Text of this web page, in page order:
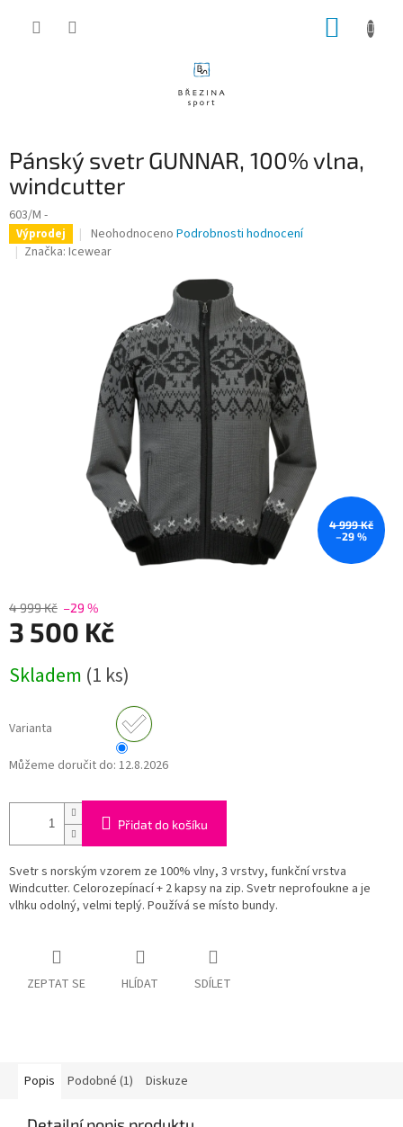
Pánský svetr GUNNAR, 100% vlna,
windcutter
603/M -
Výprodej
Průměrné
hodnocení
hvězdiček.
Neohodnoceno Podrobnosti hodnocení
Značka: Icewear
4 999 Kč
–29 %
4 999 Kč –29 %
3 500 Kč
cena:
Skladem (1 ks)
Varianta
Můžeme doručit do: 12.8.2026
Přidat do košíku
Svetr s norským vzorem ze 100% vlny, 3 vrstvy, funkční vrstva
Windcutter. Celorozepínací + 2 kapsy na zip. Svetr neprofoukne a je
vlhku odolný, velmi teplý. Používá se místo bundy.
ZEPTAT SE HLÍDAT SDÍLET
Popis Podobné (1) Diskuze